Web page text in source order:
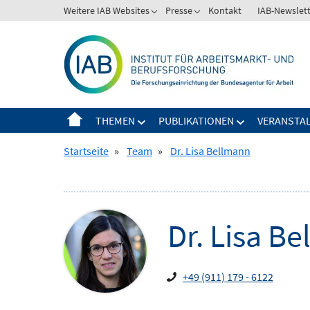
zum
Weitere IAB Websites
Zeige
Weitere
IAB
Websites
Presse
Zeige
Presse
Kontakt IAB-
THEMEN
Zeige
für
PUBLIKATIONEN
Zeige
für
Startseite » Team » Dr. Lisa Bellmann
Dr. Lisa
+49 (911) 179 - 6122